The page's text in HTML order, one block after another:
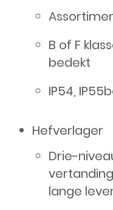
B of F
bedekt
IP54,
Hefverlager
Drie-
lange